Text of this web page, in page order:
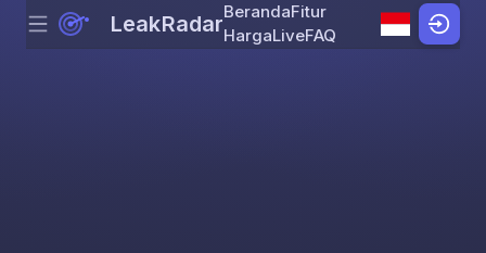
Skip to content
Menu LeakRadarBerandaFitur
HargaLiveFAQ